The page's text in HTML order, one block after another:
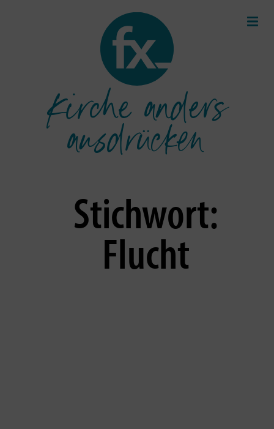
Kirche anders
ausdrücken
Stichwort:
Flucht